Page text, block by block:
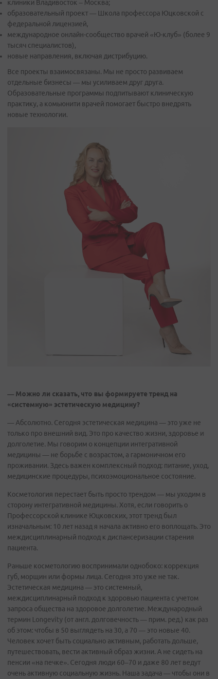
клиники Владивосток – Москва;
образовательный проект — Школа профессора Юцковской с
федеральной лицензией,
международное онлайн-сообщество врачей «Ю-клуб» (более 9
тысяч специалистов),
новые направления, включая дистрибуцию.
Все проекты взаимосвязаны. Мы не просто развиваем
отдельные бизнесы — мы усиливаем друг друга.
Образовательные программы подпитывают клиническую
практику, а комьюнити врачей помогает быстро внедрять
новые технологии.
— Можно ли сказать, что вы формируете тренд на
«системную» эстетическую медицину?
— Абсолютно. Сегодня эстетическая медицина — это уже не
только про внешний вид. Это про качество жизни, здоровье и
долголетие. Мы говорим о концепции интегративной
медицины — не борьбе с возрастом, а гармоничном его
проживании. Здесь важен комплексный подход: питание, уход,
медицинские процедуры, психоэмоциональное состояние.
Косметология перестает быть просто трендом — мы уходим в
сторону интегративной медицины. Хотя, если говорить о
Профессорской клинике Юцковских, этот тренд был
изначальным: 10 лет назад я начала активно его воплощать. Это
междисциплинарный подход к диспансеризации старения
пациента.
Раньше косметологию воспринимали однобоко: коррекция
губ, морщин или формы лица. Сегодня это уже не так.
Эстетическая медицина — это системный,
междисциплинарный подход к здоровью пациента с учетом
запроса общества на здоровое долголетие. Международный
термин Longevity (от англ. долговечность — прим. ред.) как раз
об этом: чтобы в 50 выглядеть на 30, а 70 — это новые 40.
Человек хочет быть социально активным, работать дольше,
путешествовать, вести активный образ жизни. А не сидеть на
пенсии «на печке». Сегодня люди 60–70 и даже 80 лет ведут
очень активную социальную жизнь. Наша задача — чтобы они в